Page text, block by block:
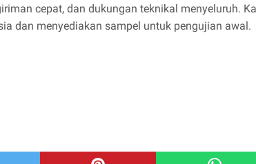
cepat, dan dukungan teknikal menyeluruh.
dan menyediakan sampel untuk pengujian awal.